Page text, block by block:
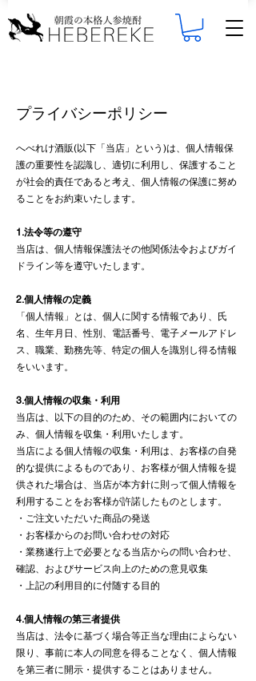
プライバシーポリシー
へべれけ酒販(以下「当店」という)は、個人情報保
護の重要性を認識し、適切に利用し、保護すること
が社会的責任であると考え、個人情報の保護に努め
ることをお約束いたします。
1.法令等の遵守
当店は、個人情報保護法その他関係法令およびガイ
ドライン等を遵守いたします。
2.個人情報の定義
「個人情報」とは、個人に関する情報であり、氏
名、生年月日、性別、電話番号、電子メールアドレ
ス、職業、勤務先等、特定の個人を識別し得る情報
をいいます。
3.個人情報の収集・利用
当店は、以下の目的のため、その範囲内においての
み、個人情報を収集・利用いたします。
当店による個人情報の収集・利用は、お客様の自発
的な提供によるものであり、お客様が個人情報を提
供された場合は、当店が本方針に則って個人情報を
利用することをお客様が許諾したものとします。
・ご注文いただいた商品の発送
・お客様からのお問い合わせの対応
・業務遂行上で必要となる当店からの問い合わせ、
確認、およびサービス向上のための意見収集
・上記の利用目的に付随する目的
4.個人情報の第三者提供
当店は、法令に基づく場合等正当な理由によらない
限り、事前に本人の同意を得ることなく、個人情報
を第三者に開示・提供することはありません。